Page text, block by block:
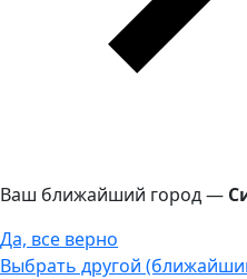
Ваш ближайший город —
Да, все верно
Выбрать другой